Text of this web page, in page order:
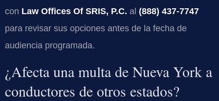
con Law Offices Of SRIS, P.C. al (888) 437-7747
para revisar sus opciones antes de la fecha de
audiencia programada.
¿Afecta una multa de Nueva York a
conductores de otros estados?